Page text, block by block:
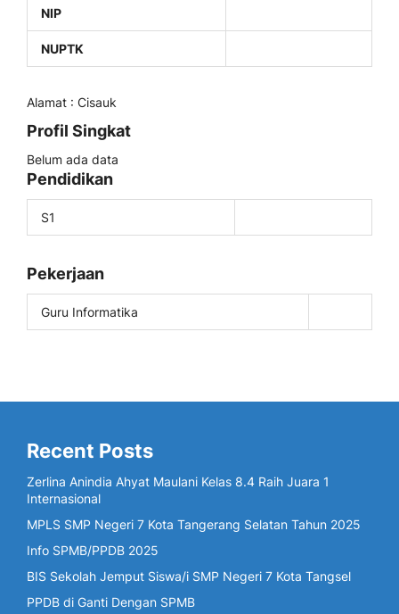
NIP
NUPTK
Alamat : Cisauk
Profil Singkat
Belum ada data
Pendidikan
S1
Pekerjaan
Guru Informatika
Recent Posts
Zerlina Anindia Ahyat Maulani Kelas 8.4 Raih Juara 1
Internasional
MPLS SMP Negeri 7 Kota Tangerang Selatan Tahun 2025
Info SPMB/PPDB 2025
BIS Sekolah Jemput Siswa/i SMP Negeri 7 Kota Tangsel
PPDB di Ganti Dengan SPMB